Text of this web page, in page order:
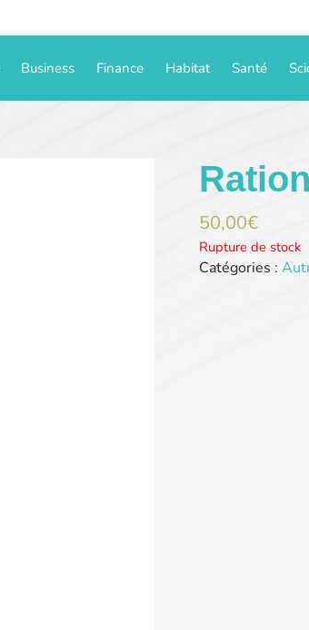
Business Finance Habitat Santé
50,00€
Rupture de stock
Catégories :